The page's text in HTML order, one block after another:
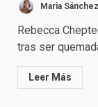
Maria
Rebecca
tras ser
Leer Más